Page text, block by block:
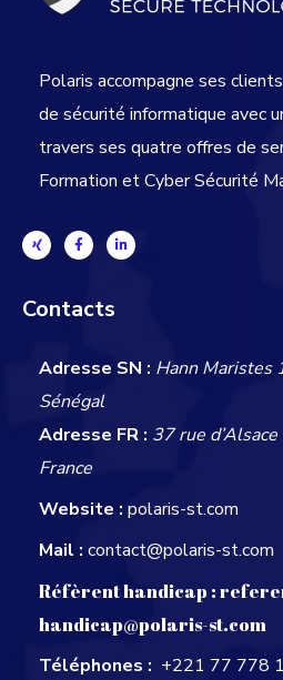
Polaris accompagne ses
de sécurité informatique avec
travers ses quatre offres de
Formation et Cyber Sécurité
Contacts
Adresse SN : Hann Maristes
Sénégal
Adresse FR : 37 rue
France
Website : polaris-st.com
Mail : contact@polaris-st.com
Réfèrent handicap :
handicap@polaris-st.com
Téléphones : +221 77 778